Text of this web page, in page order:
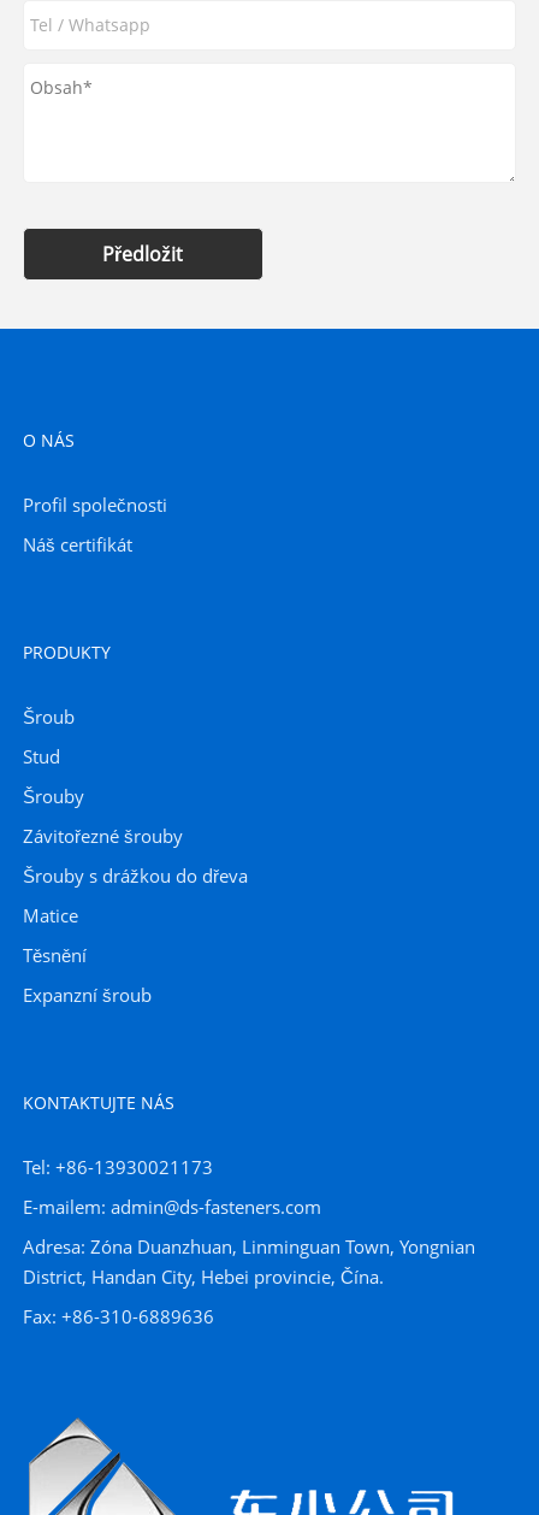
Předložit
O NÁS
Profil společnosti
Náš certifikát
PRODUKTY
Šroub
Stud
Šrouby
Závitořezné šrouby
Šrouby s drážkou do dřeva
Matice
Těsnění
Expanzní šroub
KONTAKTUJTE NÁS
Tel: +86-13930021173
E-mailem: admin@ds-fasteners.com
Adresa: Zóna Duanzhuan, Linminguan Town, Yongnian
District, Handan City, Hebei provincie, Čína.
Fax: +86-310-6889636